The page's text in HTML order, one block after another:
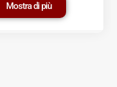
Mostra di più